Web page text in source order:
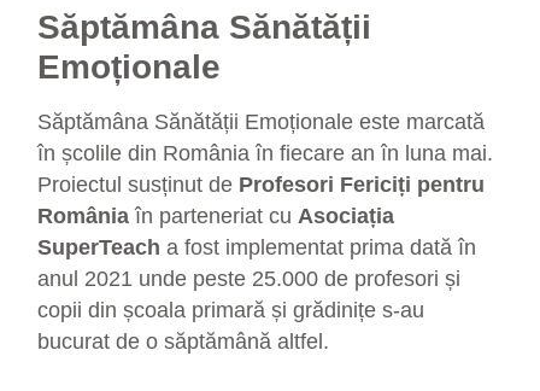
Săptămâna Sănătății
Emoționale
Săptămâna Sănătății Emoționale este marcată
în școlile din România în fiecare an în luna mai.
Proiectul susținut de Profesori Fericiți pentru
România în parteneriat cu Asociația
SuperTeach a fost implementat prima dată în
anul 2021 unde peste 25.000 de profesori și
copii din școala primară și grădinițe s-au
bucurat de o săptămână altfel.